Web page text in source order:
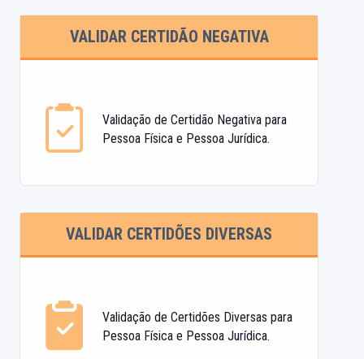
VALIDAR CERTIDÃO NEGATIVA
Validação de Certidão Negativa para
Pessoa Física e Pessoa Jurídica.
VALIDAR CERTIDÕES DIVERSAS
Validação de Certidões Diversas para
Pessoa Física e Pessoa Jurídica.